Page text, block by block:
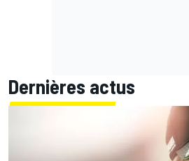
Dernières actus